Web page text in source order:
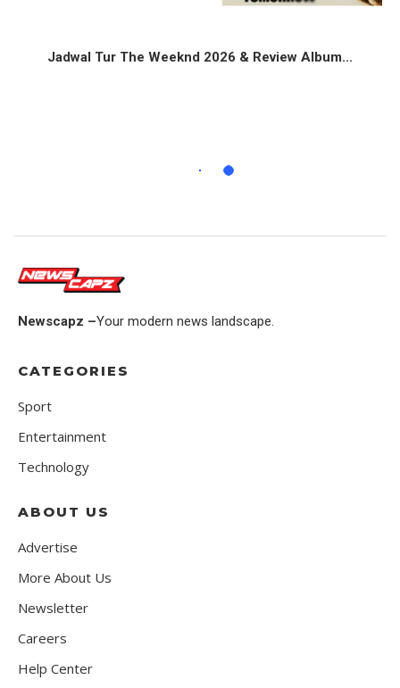
Jadwal Tur The Weeknd 2026 & Review Album...
Newscapz –Your modern news landscape.
CATEGORIES
Sport
Entertainment
Technology
ABOUT US
Advertise
More About Us
Newsletter
Careers
Help Center